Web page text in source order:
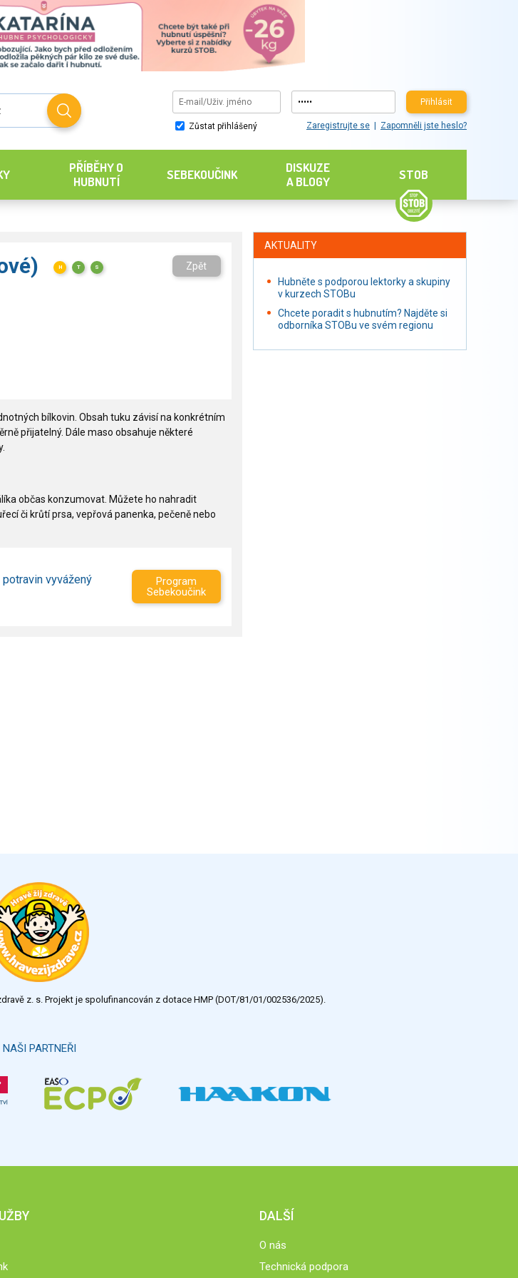
Přihlásit
Zůstat přihlášený Zaregistrujte se Zapomněli jste heslo?
PŘÍBĚHY O
HUBNUTÍ
SEBEKOUČINK
DISKUZE
A BLOGY
STOB
H T S Zpět
bílkovin. Obsah tuku závisí na konkrétním
přijatelný. Dále maso obsahuje některé
občas konzumovat. Můžete ho nahradit
či krůtí prsa, vepřová panenka, pečeně nebo
vyvážený
Program
Sebekoučink
AKTUALITY
Hubněte s podporou lektorky a skupiny
v kurzech STOBu
Chcete poradit s hubnutím? Najděte si
odborníka STOBu ve svém regionu
z. s. Projekt je spolufinancován z dotace HMP (DOT/81/01/002536/2025).
NAŠI PARTNEŘI
DALŠÍ
O nás
Technická podpora